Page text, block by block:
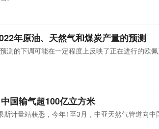
年原油、天然气和煤炭产量的预测
测的下调可能在一定程度上反映了正在进行的欧佩
国输气超100亿立方米
计量站获悉，今年1至3月，中亚天然气管道向